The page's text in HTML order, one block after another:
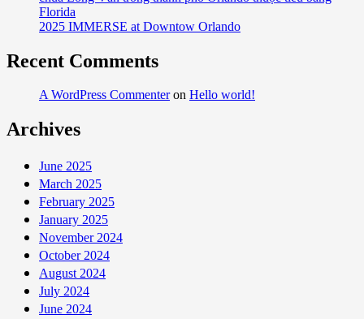
2025
tại
Long
trong
phố
thuộc
tiểu
bang
Florida
Florida
2025 IMMERSE at Downtow Orlando
Recent Comments
A WordPress Commenteron Hello world!
Archives
June 2025
March 2025
February 2025
January 2025
November 2024
October 2024
August 2024
July 2024
June 2024